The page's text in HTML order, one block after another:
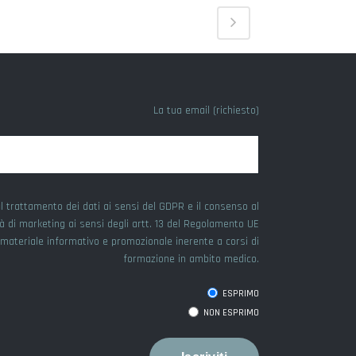
La tua email (richiesto)
trattamento dei dati ai sensi del GDPR e il consenso al
marketing ai sensi degli artt. 13 del Regolamento UE
informativo e promozionale inerente a corsi di
formazione in ambito medico.
ESPRIMO
NON ESPRIMO